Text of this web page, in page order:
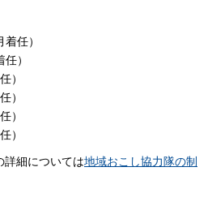
任）
）
）
）
）
）
詳細については地域おこし協力隊の制